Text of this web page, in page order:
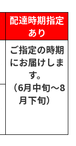
配達時期指定
あり
ご指定の時期
にお届けしま
す。
（6月中旬～8
月下旬）